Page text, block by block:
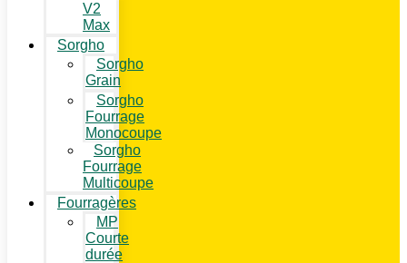
V2
Max
Sorgho
Sorgho
Grain
Sorgho
Fourrage
Monocoupe
Sorgho
Fourrage
Multicoupe
Fourragères
MP
Courte
durée